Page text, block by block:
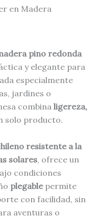
en Madera
pino redonda
y elegante para
especialmente
jardines o
combina ligereza,
solo producto.
resistente a la
solares, ofrece un
condiciones
plegablepermite
con facilidad, sin
aventuras o